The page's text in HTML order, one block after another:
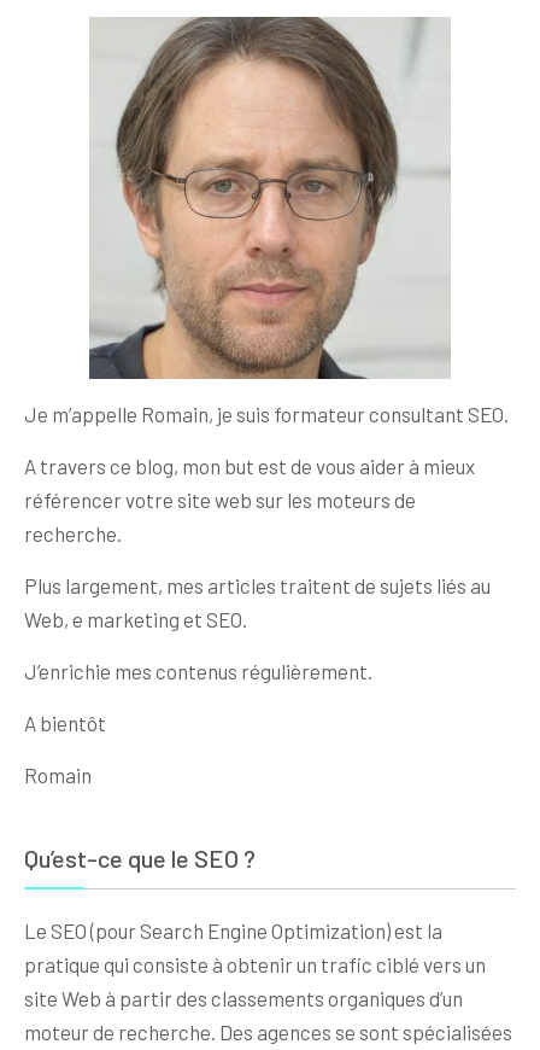
Je m’appelle Romain, je suis formateur consultant SEO.
A travers ce blog, mon but est de vous aider à mieux
référencer votre site web sur les moteurs de
recherche.
Plus largement, mes articles traitent de sujets liés au
Web, e marketing et SEO.
J’enrichie mes contenus régulièrement.
A bientôt
Romain
Qu’est-ce que le SEO ?
Le SEO (pour Search Engine Optimization) est la
pratique qui consiste à obtenir un trafic ciblé vers un
site Web à partir des classements organiques d’un
moteur de recherche. Des agences se sont spécialisées